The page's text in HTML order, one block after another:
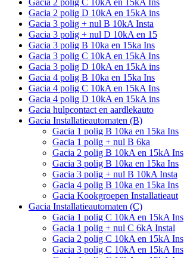
Gacia 2 polig C 10kA en 15kA Ins
Gacia 2 polig D 10kA en 15kA ins
Gacia 3 polig + nul B 10kA Insta
Gacia 3 polig + nul D 10kA en 15
Gacia 3 polig B 10ka en 15ka Ins
Gacia 3 polig C 10kA en 15kA Ins
Gacia 3 polig D 10kA en 15kA ins
Gacia 4 polig B 10ka en 15ka Ins
Gacia 4 polig C 10kA en 15kA Ins
Gacia 4 polig D 10kA en 15kA ins
Gacia hulpcontact en aardlekauto
Gacia Installatieautomaten (B)
Gacia 1 polig B 10ka en 15ka Ins
Gacia 1 polig + nul B 6ka
Gacia 2 polig B 10kA en 15kA Ins
Gacia 3 polig B 10ka en 15ka Ins
Gacia 3 polig + nul B 10kA Insta
Gacia 4 polig B 10ka en 15ka Ins
Gacia Kookgroepen Installatieaut
Gacia Installatieautomaten (C)
Gacia 1 polig C 10kA en 15kA Ins
Gacia 1 polig + nul C 6kA Instal
Gacia 2 polig C 10kA en 15kA Ins
Gacia 3 polig C 10kA en 15kA Ins